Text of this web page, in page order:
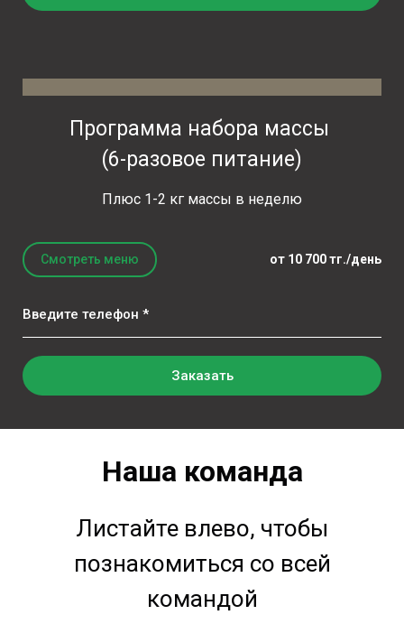
Программа набора массы
(6-разовое питание)
Плюс 1-2 кг массы в неделю
Смотреть меню от 10 700 тг./день
Введите телефон *
Заказать
Наша команда
Листайте влево, чтобы
познакомиться со всей
командой